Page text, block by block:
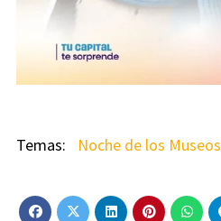
Noche de los Museos